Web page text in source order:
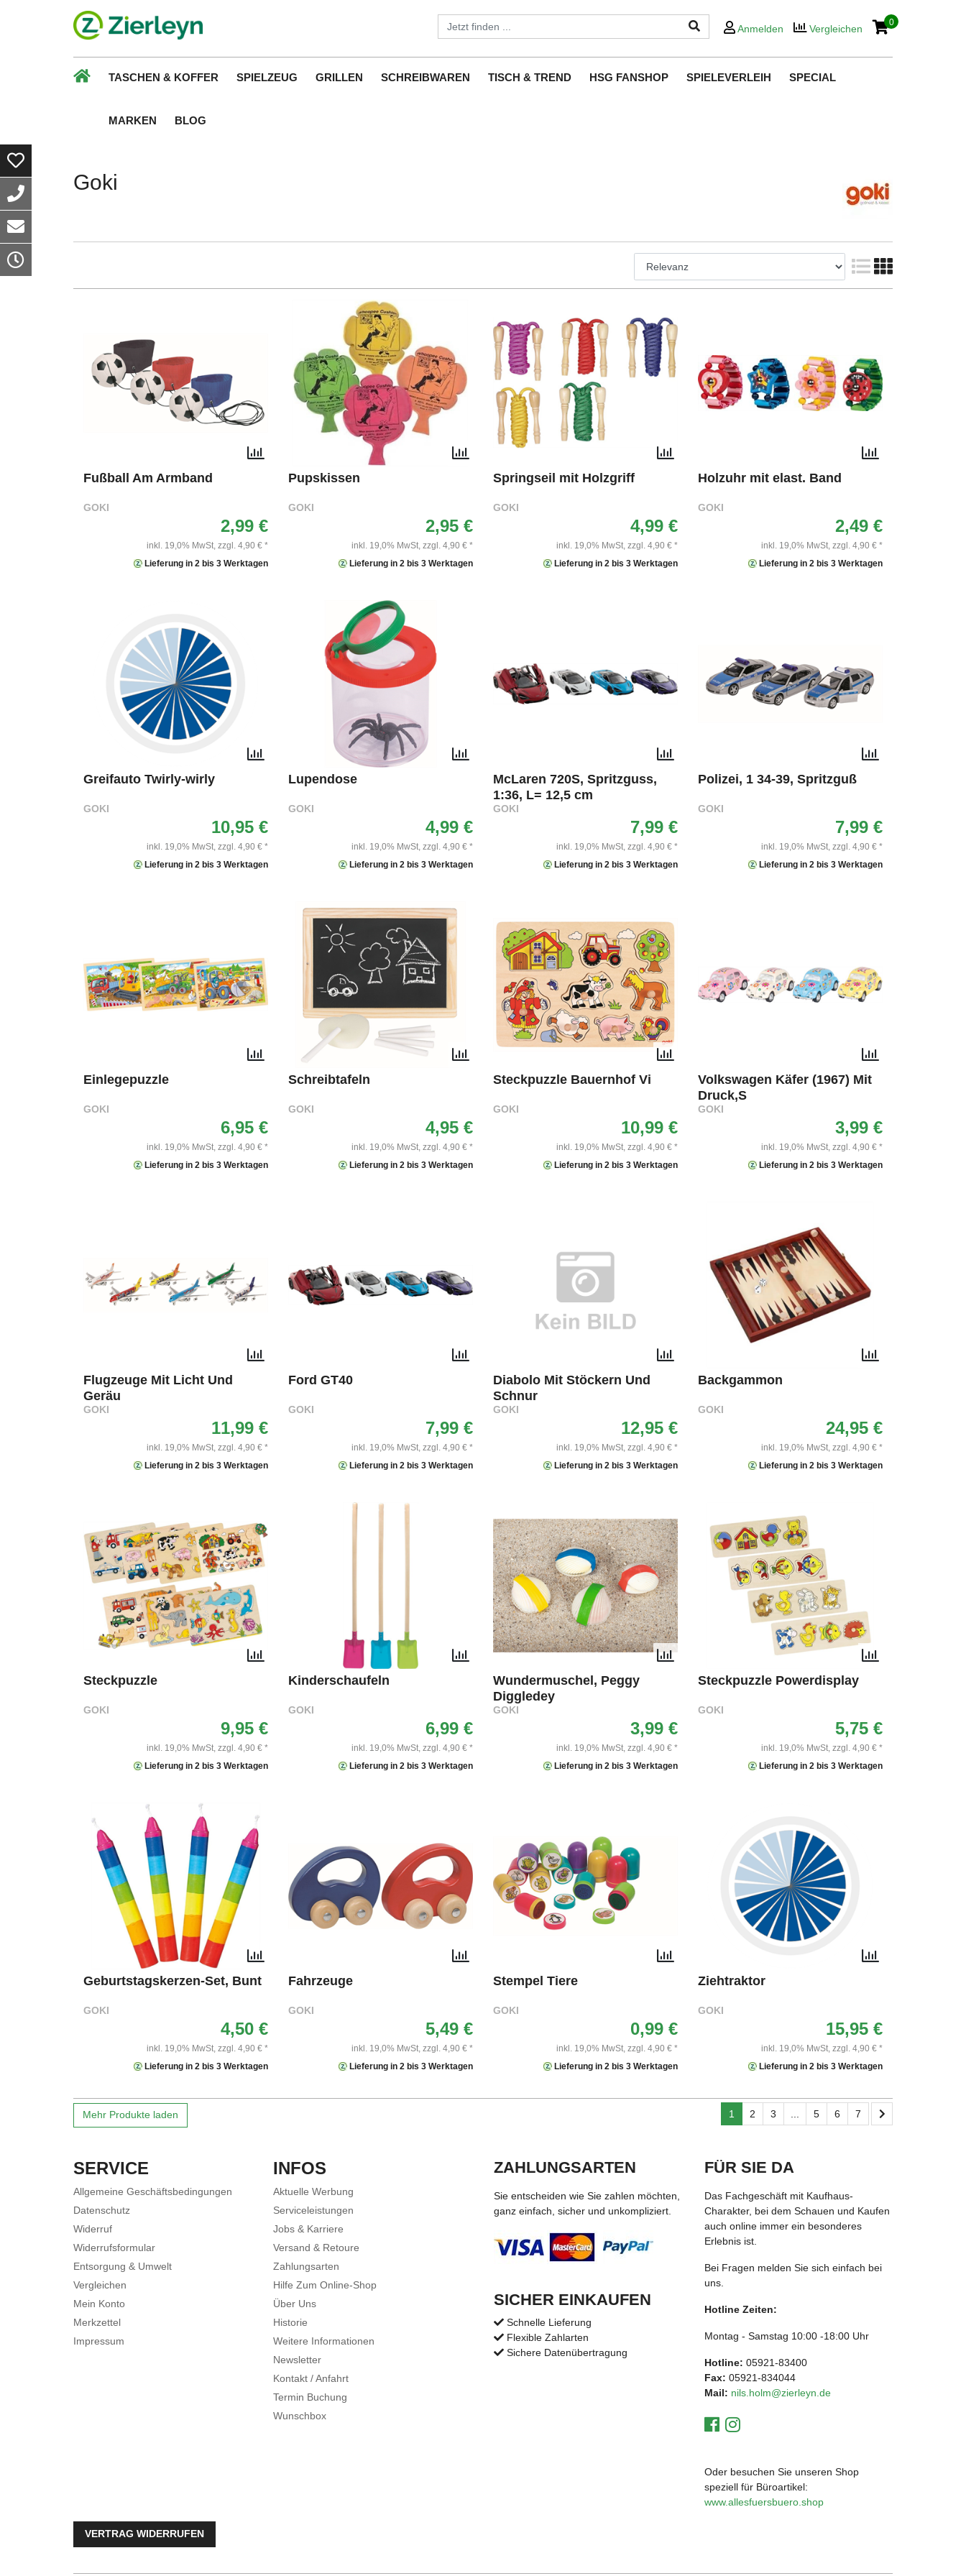
Anmelden Vergleichen
0
TASCHEN & KOFFER SPIELZEUG GRILLEN SCHREIBWAREN TISCH & TREND HSG FANSHOP SPIELEVERLEIH SPECIAL
MARKEN BLOG
Goki
Fußball Am Armband
GOKI
2,99 €
inkl. 19,0% MwSt, zzgl. 4,90 € *
Lieferung in 2 bis 3 Werktagen
Pupskissen
GOKI
2,95 €
inkl. 19,0% MwSt, zzgl. 4,90 € *
Lieferung in 2 bis 3 Werktagen
Springseil mit Holzgriff
GOKI
4,99 €
inkl. 19,0% MwSt, zzgl. 4,90 € *
Lieferung in 2 bis 3 Werktagen
Holzuhr mit elast. Band
GOKI
2,49 €
inkl. 19,0% MwSt, zzgl. 4,90 € *
Lieferung in 2 bis 3 Werktagen
Greifauto Twirly-wirly
GOKI
10,95 €
inkl. 19,0% MwSt, zzgl. 4,90 € *
Lieferung in 2 bis 3 Werktagen
Lupendose
GOKI
4,99 €
inkl. 19,0% MwSt, zzgl. 4,90 € *
Lieferung in 2 bis 3 Werktagen
McLaren 720S, Spritzguss,
1:36, L= 12,5 cm
GOKI
7,99 €
inkl. 19,0% MwSt, zzgl. 4,90 € *
Lieferung in 2 bis 3 Werktagen
Polizei, 1 34-39, Spritzguß
GOKI
7,99 €
inkl. 19,0% MwSt, zzgl. 4,90 € *
Lieferung in 2 bis 3 Werktagen
Einlegepuzzle
GOKI
6,95 €
inkl. 19,0% MwSt, zzgl. 4,90 € *
Lieferung in 2 bis 3 Werktagen
Schreibtafeln
GOKI
4,95 €
inkl. 19,0% MwSt, zzgl. 4,90 € *
Lieferung in 2 bis 3 Werktagen
Steckpuzzle Bauernhof Vi
GOKI
10,99 €
inkl. 19,0% MwSt, zzgl. 4,90 € *
Lieferung in 2 bis 3 Werktagen
Volkswagen Käfer (1967) Mit
Druck,S
GOKI
3,99 €
inkl. 19,0% MwSt, zzgl. 4,90 € *
Lieferung in 2 bis 3 Werktagen
Flugzeuge Mit Licht Und
Geräu
GOKI
11,99 €
inkl. 19,0% MwSt, zzgl. 4,90 € *
Lieferung in 2 bis 3 Werktagen
Ford GT40
GOKI
7,99 €
inkl. 19,0% MwSt, zzgl. 4,90 € *
Lieferung in 2 bis 3 Werktagen
Diabolo Mit Stöckern Und
Schnur
GOKI
12,95 €
inkl. 19,0% MwSt, zzgl. 4,90 € *
Lieferung in 2 bis 3 Werktagen
Backgammon
GOKI
24,95 €
inkl. 19,0% MwSt, zzgl. 4,90 € *
Lieferung in 2 bis 3 Werktagen
Steckpuzzle
GOKI
9,95 €
inkl. 19,0% MwSt, zzgl. 4,90 € *
Lieferung in 2 bis 3 Werktagen
Kinderschaufeln
GOKI
6,99 €
inkl. 19,0% MwSt, zzgl. 4,90 € *
Lieferung in 2 bis 3 Werktagen
Wundermuschel, Peggy
Diggledey
GOKI
3,99 €
inkl. 19,0% MwSt, zzgl. 4,90 € *
Lieferung in 2 bis 3 Werktagen
Steckpuzzle Powerdisplay
GOKI
5,75 €
inkl. 19,0% MwSt, zzgl. 4,90 € *
Lieferung in 2 bis 3 Werktagen
Geburtstagskerzen-Set, Bunt
GOKI
4,50 €
inkl. 19,0% MwSt, zzgl. 4,90 € *
Lieferung in 2 bis 3 Werktagen
Fahrzeuge
GOKI
5,49 €
inkl. 19,0% MwSt, zzgl. 4,90 € *
Lieferung in 2 bis 3 Werktagen
Stempel Tiere
GOKI
0,99 €
inkl. 19,0% MwSt, zzgl. 4,90 € *
Lieferung in 2 bis 3 Werktagen
Ziehtraktor
GOKI
15,95 €
inkl. 19,0% MwSt, zzgl. 4,90 € *
Lieferung in 2 bis 3 Werktagen
Mehr Produkte laden 1 2 3 5 6 7
SERVICE
Allgemeine Geschäftsbedingungen
Datenschutz
Widerruf
Widerrufsformular
Entsorgung & Umwelt
Vergleichen
Mein Konto
Merkzettel
Impressum
INFOS
Aktuelle Werbung
Serviceleistungen
Jobs & Karriere
Versand & Retoure
Zahlungsarten
Hilfe Zum Online-Shop
Über Uns
Historie
Weitere Informationen
Newsletter
Kontakt / Anfahrt
Termin Buchung
Wunschbox
ZAHLUNGSARTEN
Sie entscheiden wie Sie zahlen möchten,
ganz einfach, sicher und unkompliziert.
SICHER EINKAUFEN
Schnelle Lieferung
Flexible Zahlarten
Sichere Datenübertragung
FÜR SIE DA
Das Fachgeschäft mit Kaufhaus-
Charakter, bei dem Schauen und Kaufen
auch online immer ein besonderes
Erlebnis ist.
Bei Fragen melden Sie sich einfach bei
uns.
Hotline Zeiten:
Montag - Samstag 10:00 -18:00 Uhr
Hotline: 05921-83400
Fax: 05921-834044
Mail: nils.holm@zierleyn.de
Oder besuchen Sie unseren Shop
speziell für Büroartikel:
www.allesfuersbuero.shop
VERTRAG WIDERRUFEN